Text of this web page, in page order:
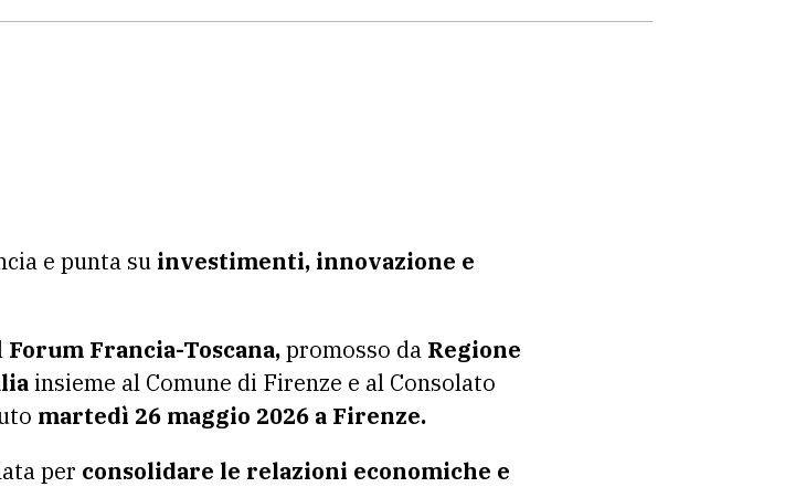
e punta su investimenti, innovazione e
Forum Francia-Toscana,promosso da Regione
insieme al Comune di Firenze e al Consolato
martedì 26 maggio 2026 a Firenze.
per consolidare le relazioni economiche e